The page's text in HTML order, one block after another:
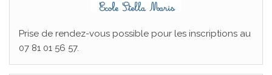
Prise de rendez-vous possible pour les inscriptions au
07 81 01 56 57.